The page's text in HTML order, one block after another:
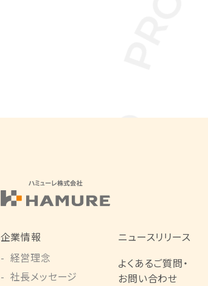
企業情報
経営理念
社長メッセージ
ニュースリリース
よくあるご質問・
お問い合わせ